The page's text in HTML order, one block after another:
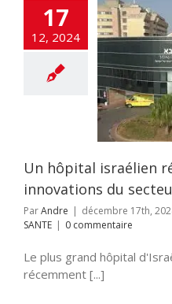
17
12, 2024
israélien
les
du
Un hôpital israélien
innovations du
ParAndre | décembre 17th,
SANTE | 0 commentaire
Le plus grand hôpital
récemment [...]